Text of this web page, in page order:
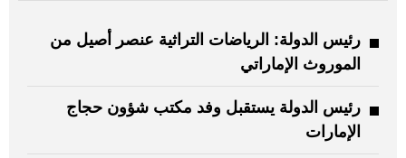
رئيس الدولة: الرياضات التراثية عنصر أصيل من
الموروث الإماراتي
رئيس الدولة يستقبل وفد مكتب شؤون حجاج
الإمارات